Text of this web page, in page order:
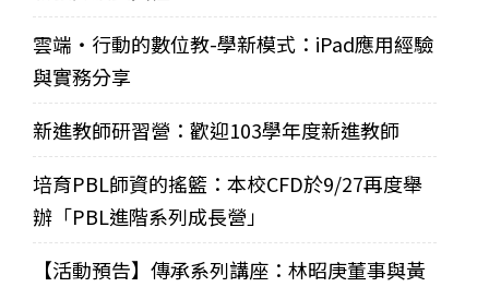
雲端‧行動的數位教-學新模式：iPad應用經驗
與實務分享
新進教師研習營：歡迎103學年度新進教師
培育PBL師資的搖籃：本校CFD於9/27再度舉
辦「PBL進階系列成長營」
【活動預告】傳承系列講座：林昭庚董事與黃